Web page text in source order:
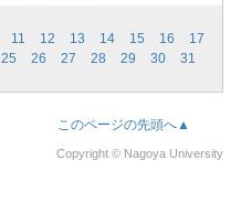
11 12 13 14 15 16
17
25 26 27 28 29 30 31
このページの先頭へ▲
Copyright © Nagoya University